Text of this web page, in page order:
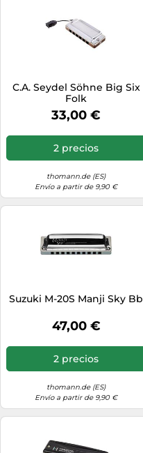
C.A. Seydel Söhne Big Six
Folk
33,00 €
2 precios
thomann.de (ES)
Envío a partir de 9,90 €
Suzuki M-20S Manji Sky Bb
47,00 €
2 precios
thomann.de (ES)
Envío a partir de 9,90 €